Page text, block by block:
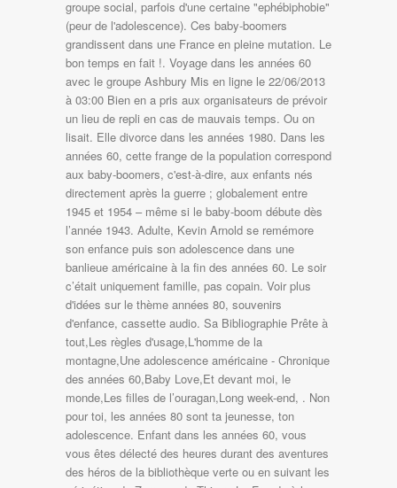
groupe social, parfois d'une certaine "ephébiphobie"
(peur de l'adolescence). Ces baby-boomers
grandissent dans une France en pleine mutation. Le
bon temps en fait !. Voyage dans les années 60
avec le groupe Ashbury Mis en ligne le 22/06/2013
à 03:00 Bien en a pris aux organisateurs de prévoir
un lieu de repli en cas de mauvais temps. Ou on
lisait. Elle divorce dans les années 1980. Dans les
années 60, cette frange de la population correspond
aux baby-boomers, c'est-à-dire, aux enfants nés
directement après la guerre ; globalement entre
1945 et 1954 – même si le baby-boom débute dès
l’année 1943. Adulte, Kevin Arnold se remémore
son enfance puis son adolescence dans une
banlieue américaine à la fin des années 60. Le soir
c’était uniquement famille, pas copain. Voir plus
d'idées sur le thème années 80, souvenirs
d'enfance, cassette audio. Sa Bibliographie Prête à
tout,Les règles d'usage,L'homme de la
montagne,Une adolescence américaine - Chronique
des années 60,Baby Love,Et devant moi, le
monde,Les filles de l’ouragan,Long week-end, . Non
pour toi, les années 80 sont ta jeunesse, ton
adolescence. Enfant dans les années 60, vous
vous êtes délecté des heures durant des aventures
des héros de la bibliothèque verte ou en suivant les